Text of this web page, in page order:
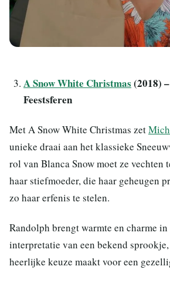
A Snow White Christmas (2018)
Feestsferen
Met A Snow White Christmas zet
unieke draai aan het klassieke
rol van Blanca Snow moet ze vechten
haar stiefmoeder, die haar geheugen
zo haar erfenis te stelen.
Randolph brengt warmte en charme in
interpretatie van een bekend
heerlijke keuze maakt voor een